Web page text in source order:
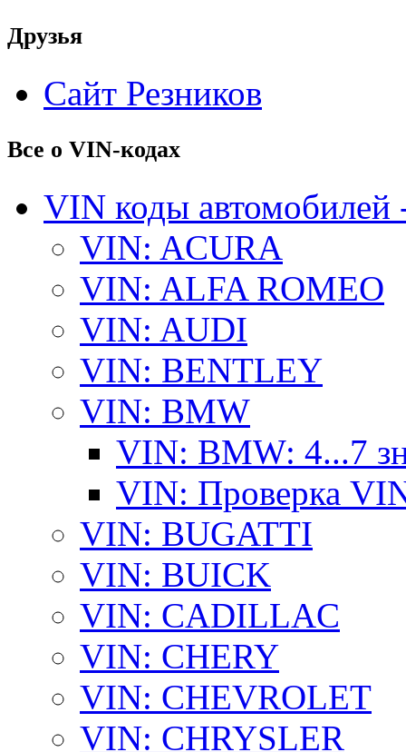
Друзья
Сайт Резников
Все о VIN-кодах
VIN коды автомобилей
VIN: ACURA
VIN: ALFA ROMEO
VIN: AUDI
VIN: BENTLEY
VIN: BMW
VIN: BMW: 4...7
VIN: Проверка
VIN: BUGATTI
VIN: BUICK
VIN: CADILLAC
VIN: CHERY
VIN: CHEVROLET
VIN: CHRYSLER